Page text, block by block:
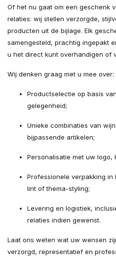
Of het nu gaat om een geschenk
relaties: wij stellen verzorgde,
producten uit de bijlage. Elk
samengesteld, prachtig ingepakt
u het direct kunt overhandigen of
Wij denken graag met u mee over:
Productselectie op basis
gelegenheid;
Unieke combinaties van
bijpassende artikelen;
Personalisatie met uw logo,
Professionele verpakking
lint of thema-styling;
Levering en logistiek,
relaties indien gewenst.
Laat ons weten wat uw wensen
verzorgd, representatief en